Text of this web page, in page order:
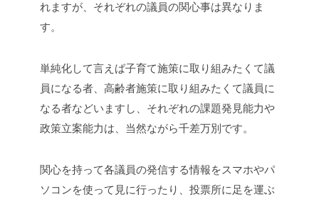
れますが、それぞれの議員の関心事は異なりま
す。
単純化して言えば子育て施策に取り組みたくて議
員になる者、高齢者施策に取り組みたくて議員に
なる者などいますし、それぞれの課題発見能力や
政策立案能力は、当然ながら千差万別です。
関心を持って各議員の発信する情報をスマホやパ
ソコンを使って見に行ったり、投票所に足を運ぶ